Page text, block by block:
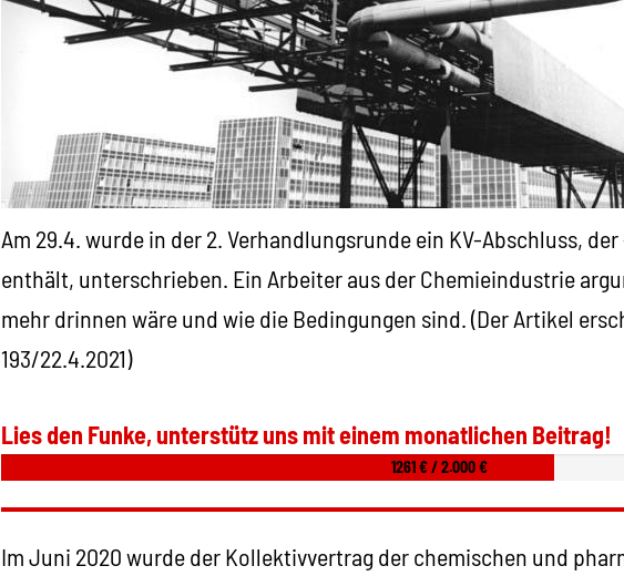
Am 29.4. wurde in der 2. Verhandlungsrunde ein KV-Abschluss,
enthält, unterschrieben. Ein Arbeiter aus der Chemieindustrie
mehr drinnen wäre und wie die Bedingungen sind. (Der Artikel
193/22.4.2021)
Lies den Funke, unterstütz uns mit einem monatlichen Beitrag!
1261 € / 2.000 €
Im Juni 2020 wurde der Kollektivvertrag der chemischen und